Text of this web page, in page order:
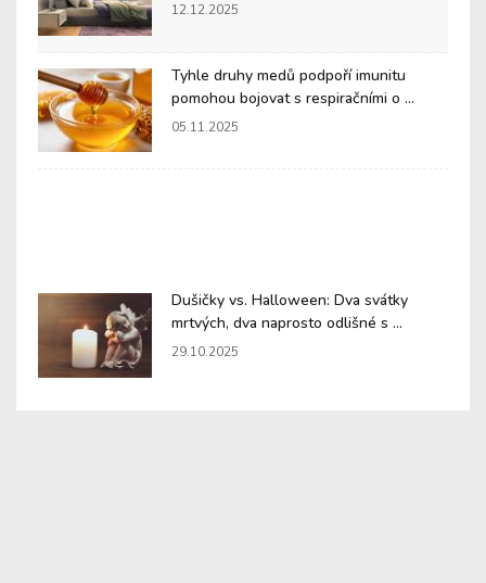
12.12.2025
Tyhle druhy medů podpoří imunitu
pomohou bojovat s respiračními o ...
05.11.2025
Dušičky vs. Halloween: Dva svátky
mrtvých, dva naprosto odlišné s ...
29.10.2025